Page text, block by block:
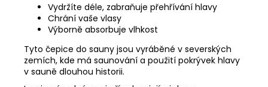
Vydržíte déle, zabraňuje přehřívání hlavy
Chrání vaše vlasy
Výborně absorbuje vlhkost
Tyto čepice do sauny jsou vyráběné v severských
zemích, kde má saunování a použití pokrývek hlavy
v sauně dlouhou historii.